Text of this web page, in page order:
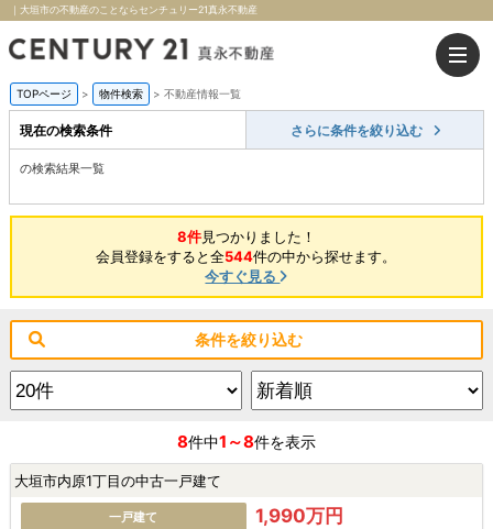
｜大垣市の不動産のことならセンチュリー21真永不動産
TOPページ > 物件検索 > 不動産情報一覧
現在の検索条件 さらに条件を絞り込む
の検索結果一覧
8件見つかりました！
会員登録をすると全544件の中から探せます。
今すぐ見る
条件を絞り込む
8件中1～8件を表示
大垣市内原1丁目の中古一戸建て
一戸建て 1,990万円